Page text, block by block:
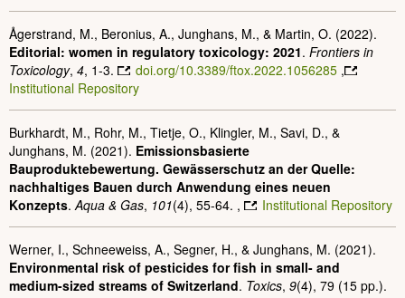
Ågerstrand, M., Beronius, A., Junghans, M., & Martin, O. (2022).
Editorial: women in regulatory toxicology: 2021. Frontiers in
Toxicology, 4, 1-3. doi.org/10.3389/ftox.2022.1056285 ,
Institutional Repository
Burkhardt, M., Rohr, M., Tietje, O., Klingler, M., Savi, D., &
Junghans, M. (2021). Emissionsbasierte
Bauproduktebewertung. Gewässerschutz an der Quelle:
nachhaltiges Bauen durch Anwendung eines neuen
Konzepts.Aqua & Gas, 101(4), 55-64. , Institutional Repository
Werner, I., Schneeweiss, A., Segner, H., & Junghans, M. (2021).
Environmental risk of pesticides for fish in small- and
medium-sized streams of Switzerland. Toxics, 9(4), 79 (15 pp.).